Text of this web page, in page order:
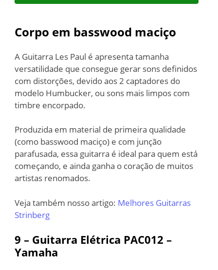
Corpo em basswood maciço
A Guitarra Les Paul é apresenta tamanha
versatilidade que consegue gerar sons definidos
com distorções, devido aos 2 captadores do
modelo Humbucker, ou sons mais limpos com
timbre encorpado.
Produzida em material de primeira qualidade
(como basswood maciço) e com junção
parafusada, essa guitarra é ideal para quem está
começando, e ainda ganha o coração de muitos
artistas renomados.
Veja também nosso artigo: Melhores Guitarras
Strinberg
9 – Guitarra Elétrica PAC012 –
Yamaha